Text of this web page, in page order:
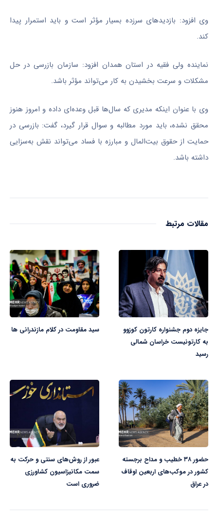
وی افزود: بازدیدهای سرزده بسیار مؤثر است و باید استمرار پیدا
کند.
نماینده ولی فقیه در استان همدان افزود: سازمان بازرسی در حل
مشکلات و سرعت بخشیدن به کار می‌تواند مؤثر باشد.
وی با عنوان اینکه مدیری که سال‌ها قبل وعده‌ای داده و امروز هنوز
محقق نشده، باید مورد مطالبه و سوال قرار گیرد، گفت: بازرسی در
حمایت از حقوق بیت‌المال و مبارزه با فساد می‌تواند نقش به‌سزایی
داشته باشد.
مقالات مرتبط
جایزه دوم جشنواره کارتون کوزوو
به کارتونیست خراسان شمالی
رسید
سید مقاومت در کلام مازندرانی ها
حضور ۳۸ خطیب و مداح برجسته
کشور در موکب‌های اربعین اوقاف
در عراق
عبور از روش‌های سنتی و حرکت به
سمت مکانیزاسیون کشاورزی
ضروری است